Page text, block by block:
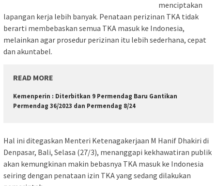
menciptakan
lapangan kerja lebih banyak. Penataan perizinan TKA tidak
berarti membebaskan semua TKA masuk ke Indonesia,
melainkan agar prosedur perizinan itu lebih sederhana, cepat
dan akuntabel.
READ MORE
Kemenperin : Diterbitkan 9 Permendag Baru Gantikan
Permendag 36/2023 dan Permendag 8/24
Hal ini ditegaskan Menteri Ketenagakerjaan M Hanif Dhakiri di
Denpasar, Bali, Selasa (27/3), menanggapi kekhawatiran publik
akan kemungkinan makin bebasnya TKA masuk ke Indonesia
seiring dengan penataan izin TKA yang sedang dilakukan